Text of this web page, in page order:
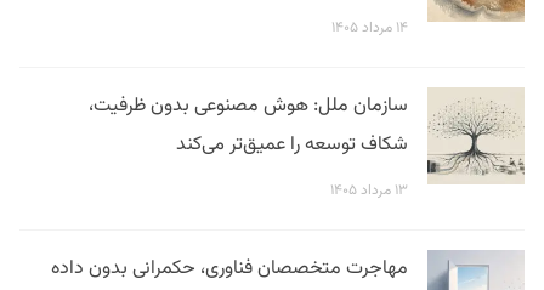
۱۴ مرداد ۱۴۰۵
سازمان ملل: هوش مصنوعی بدون ظرفیت،
شکاف توسعه را عمیق‌تر می‌کند
۱۳ مرداد ۱۴۰۵
مهاجرت متخصصان فناوری، حکمرانی بدون داده